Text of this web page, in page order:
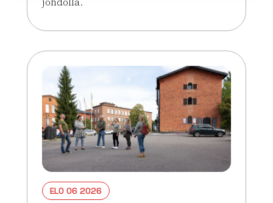
Lue lisää tapahtumasta Opastetut
ELO 06 2026